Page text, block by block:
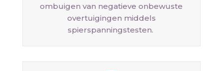
ombuigen van negatieve onbewuste
overtuigingen middels
spierspanningstesten.